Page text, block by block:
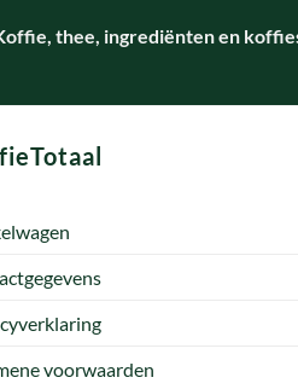
thee, ingrediënten en
voorwaarden